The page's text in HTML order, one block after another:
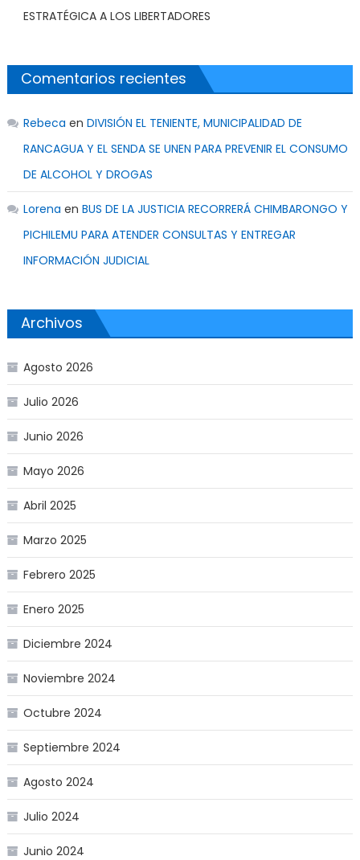
ESTRATÉGICA A LOS LIBERTADORES
Comentarios recientes
Rebeca en DIVISIÓN EL TENIENTE, MUNICIPALIDAD DE
RANCAGUA Y EL SENDA SE UNEN PARA PREVENIR EL CONSUMO
DE ALCOHOL Y DROGAS
Lorena en BUS DE LA JUSTICIA RECORRERÁ CHIMBARONGO Y
PICHILEMU PARA ATENDER CONSULTAS Y ENTREGAR
INFORMACIÓN JUDICIAL
Archivos
Agosto 2026
Julio 2026
Junio 2026
Mayo 2026
Abril 2025
Marzo 2025
Febrero 2025
Enero 2025
Diciembre 2024
Noviembre 2024
Octubre 2024
Septiembre 2024
Agosto 2024
Julio 2024
Junio 2024